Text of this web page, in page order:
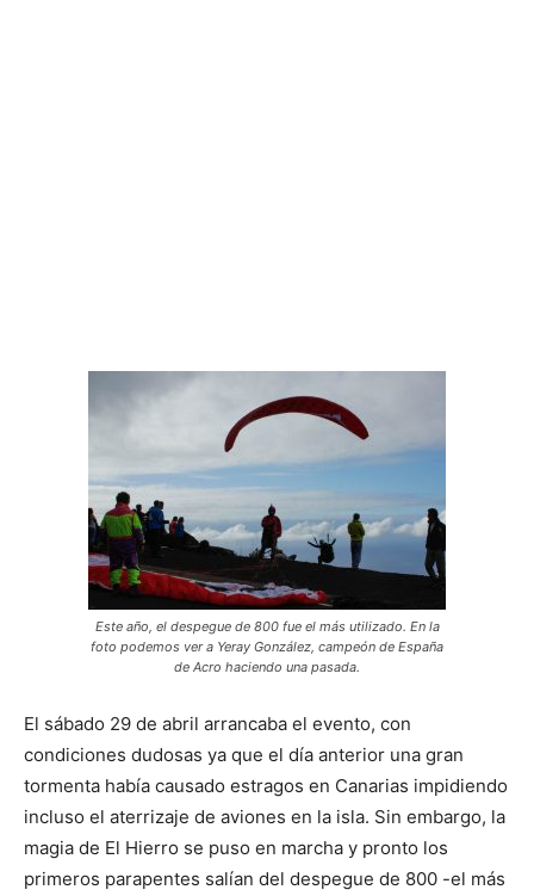
Este año, el despegue de 800 fue el más utilizado. En la
foto podemos ver a Yeray González, campeón de España
de Acro haciendo una pasada.
El sábado 29 de abril arrancaba el evento, con
condiciones dudosas ya que el día anterior una gran
tormenta había causado estragos en Canarias impidiendo
incluso el aterrizaje de aviones en la isla. Sin embargo, la
magia de El Hierro se puso en marcha y pronto los
primeros parapentes salían del despegue de 800 -el más